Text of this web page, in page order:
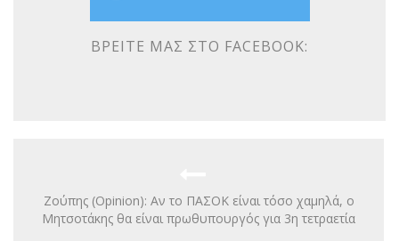
ΒΡΕΊΤΕ ΜΑΣ ΣΤΟ FACEBOOK:
Ζούπης (Opinion): Αν το ΠΑΣΟΚ είναι τόσο χαμηλά, ο
Μητσοτάκης θα είναι πρωθυπουργός για 3η τετραετία